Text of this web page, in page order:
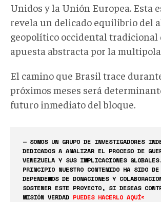
Unidos y la Unión Europea. Esta
revela un delicado equilibrio del
geopolítico occidental tradicional
apuesta abstracta por la
El camino que Brasil trace
próximos meses será
futuro inmediato del bloque.
— SOMOS UN GRUPO DE INVESTIGADORES
DEDICADOS A ANALIZAR EL PROCESO DE
VENEZUELA Y SUS IMPLICACIONES
PRINCIPIO NUESTRO CONTENIDO HA SIDO
DEPENDEMOS DE DONACIONES Y
SOSTENER ESTE PROYECTO, SI DESEAS
MISIÓN VERDAD PUEDES HACERLO AQUÍ<